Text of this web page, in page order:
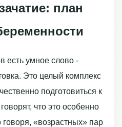
план
есть умное слово -
Это целый комплекс
подготовиться к
что это особенно
говоря, «возрастных» пар